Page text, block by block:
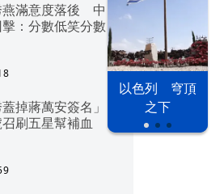
以色列 穹頂
之下
燕滿意度落後 中
：分數低笑分數
掉蔣萬安簽名」
刷五星幫補血